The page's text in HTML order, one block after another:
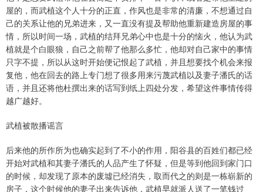
屋的，而武植这个人十分的正直，作风也是非常的清廉，不想通过自
己的关系让他的兄弟进来，又一直没有提及帮助他重新建造房屋的事
情，所以时间一场，武植的结拜兄弟心中也是十分的恼火，他认为武
植就是个白眼狼，自己之前帮了他那么多忙，他却对自己家中的事情
只字不提，所以从这时开始便记恨起了武植，并且想要找个机会来报
复他，他在回去的路上专门想了很多用来污蔑武植以及妻子潘氏的话
语，并且还将他杜撰出来的话写到纸上四处分发，希望这件事情传得
越广越好。
武植被散播谣言
后来他的所作所为也确实起到了不小的作用，阳谷县的百姓们都已经
开始对武植和其妻子潘氏的人品产生了怀疑，但是等到他回到家门口
的时候，却发现了原本的废墟已经消失，取而代之的则是一栋崭新的
房子，这个时候他的妻子出来告诉他，武植早就派人送了一笔钱过